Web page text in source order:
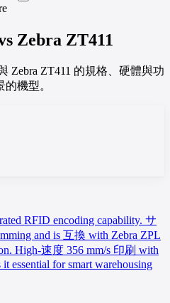
Zebra ZT411
Zebra ZT411 的規格、硬體與功
機型。
RFID encoding capability. サ
and is 互換 with Zebra ZPL
High-速度 356 mm/s 印刷 with
essential for smart warehousing